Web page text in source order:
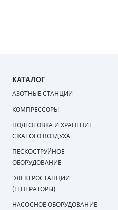
КАТАЛОГ
АЗОТНЫЕ СТАНЦИИ
КОМПРЕССОРЫ
ПОДГОТОВКА И ХРАНЕНИЕ
СЖАТОГО ВОЗДУХА
ПЕСКОСТРУЙНОЕ
ОБОРУДОВАНИЕ
ЭЛЕКТРОСТАНЦИИ
(ГЕНЕРАТОРЫ)
НАСОСНОЕ ОБОРУДОВАНИЕ